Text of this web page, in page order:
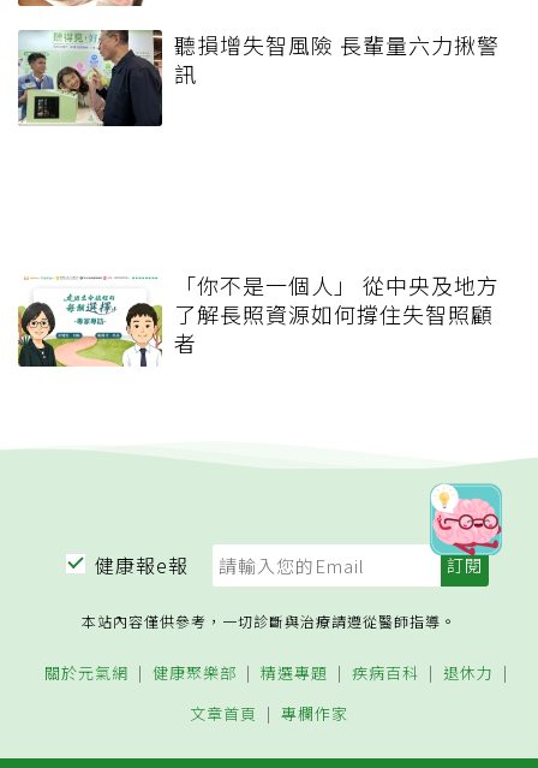
聽損增失智風險 長輩量六力揪警
訊
「你不是一個人」 從中央及地方
了解長照資源如何撐住失智照顧
者
健康報e報
本站內容僅供參考，一切診斷與治療請遵從醫師指導。
關於元氣網 健康聚樂部 精選專題 疾病百科
退休力
文章首頁
專欄作家